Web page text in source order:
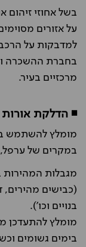
על אזורים
למדבקות על
בחברת ההשכרה
מרכזיים בעיר.
◾ הדלקת אורות
מומלץ להשתמש
במקרים של ערפל,
מגבלות המהירות
(כבישים מהירים,
בנויים וכו').
מומלץ להתעדכן
בימים גשומים